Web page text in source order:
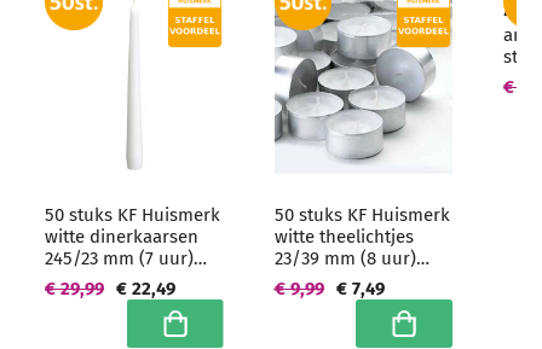
50 stuks KF Huismerk
witte dinerkaarsen
245/23 mm (7 uur)
Hoogwaardige
horeca kwaliteit -
grootverpakking
€ 22,49
€ 29,99
In winkelwagen
50 stuks KF Huismerk
witte theelichtjes
23/39 mm (8 uur)
Hoogwaardige
horeca kwaliteit
€ 7,49
€ 9,99
In winkelwagen
4
mm
€